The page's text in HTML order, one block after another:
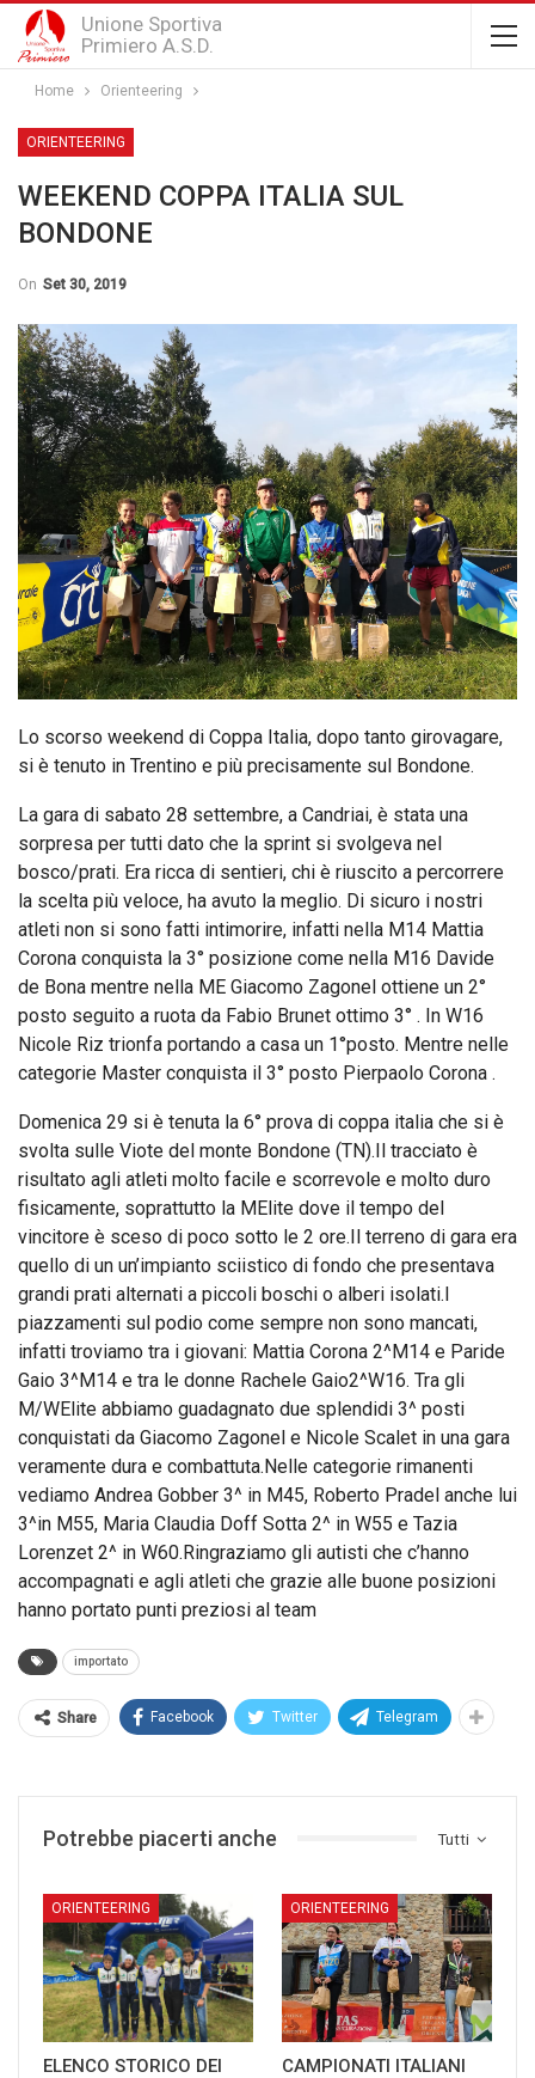
Unione Sportiva
Primiero A.S.D.
Home Orienteering
ORIENTEERING
WEEKEND COPPA ITALIA SUL
BONDONE
On Set 30, 2019
Lo scorso weekend di Coppa Italia, dopo tanto girovagare,
si è tenuto in Trentino e più precisamente sul Bondone.
La gara di sabato 28 settembre, a Candriai, è stata una
sorpresa per tutti dato che la sprint si svolgeva nel
bosco/prati. Era ricca di sentieri, chi è riuscito a percorrere
la scelta più veloce, ha avuto la meglio. Di sicuro i nostri
atleti non si sono fatti intimorire, infatti nella M14 Mattia
Corona conquista la 3° posizione come nella M16 Davide
de Bona mentre nella ME Giacomo Zagonel ottiene un 2°
posto seguito a ruota da Fabio Brunet ottimo 3° . In W16
Nicole Riz trionfa portando a casa un 1°posto. Mentre nelle
categorie Master conquista il 3° posto Pierpaolo Corona .
Domenica 29 si è tenuta la 6° prova di coppa italia che si è
svolta sulle Viote del monte Bondone (TN).Il tracciato è
risultato agli atleti molto facile e scorrevole e molto duro
fisicamente, soprattutto la MElite dove il tempo del
vincitore è sceso di poco sotto le 2 ore.Il terreno di gara era
quello di un un’impianto sciistico di fondo che presentava
grandi prati alternati a piccoli boschi o alberi isolati.I
piazzamenti sul podio come sempre non sono mancati,
infatti troviamo tra i giovani: Mattia Corona 2^M14 e Paride
Gaio 3^M14 e tra le donne Rachele Gaio2^W16. Tra gli
M/WElite abbiamo guadagnato due splendidi 3^ posti
conquistati da Giacomo Zagonel e Nicole Scalet in una gara
veramente dura e combattuta.Nelle categorie rimanenti
vediamo Andrea Gobber 3^ in M45, Roberto Pradel anche lui
3^in M55, Maria Claudia Doff Sotta 2^ in W55 e Tazia
Lorenzet 2^ in W60.Ringraziamo gli autisti che c’hanno
accompagnati e agli atleti che grazie alle buone posizioni
hanno portato punti preziosi al team
importato
Share Facebook Twitter Telegram
Tutti
Potrebbe piacerti anche
ORIENTEERING
ELENCO STORICO DEI
ORIENTEERING
CAMPIONATI ITALIANI